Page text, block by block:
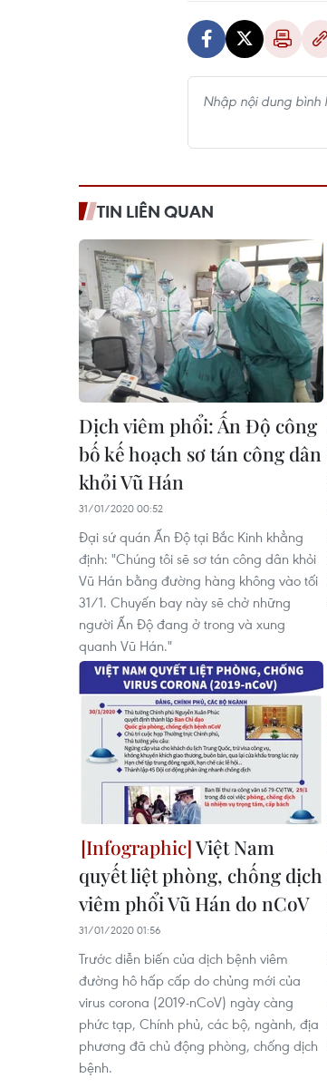
TIN LIÊN QUAN
Dịch viêm phổi: Ấn Độ công
bố kế hoạch sơ tán công dân
khỏi Vũ Hán
31/01/2020 00:52
Đại sứ quán Ấn Độ tại Bắc Kinh khẳng
định: "Chúng tôi sẽ sơ tán công dân khỏi
Vũ Hán bằng đường hàng không vào tối
31/1. Chuyến bay này sẽ chở những
người Ấn Độ đang ở trong và xung
quanh Vũ Hán."
Việt Nam
quyết liệt phòng, chống dịch
viêm phổi Vũ Hán do nCoV
31/01/2020 01:56
Trước diễn biến của dịch bệnh viêm
đường hô hấp cấp do chủng mới của
virus corona (2019-nCoV) ngày càng
phức tạp, Chính phủ, các bộ, ngành, địa
phương đã chủ động phòng, chống dịch
bệnh.